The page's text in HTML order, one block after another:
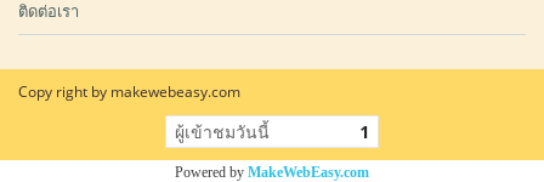
ติดต่อเรา
Copy right by makewebeasy.com
ผู้เข้าชมวันนี้ 1
Powered by MakeWebEasy.com